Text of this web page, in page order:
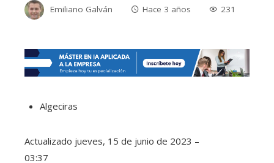
Emiliano Galván Hace 3 años 231
Algeciras
Actualizado jueves, 15 de junio de 2023 –
03:37